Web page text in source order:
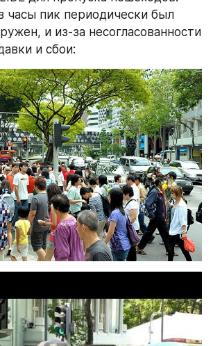
часы пик периодически был
и из-за несогласованности
и сбои: